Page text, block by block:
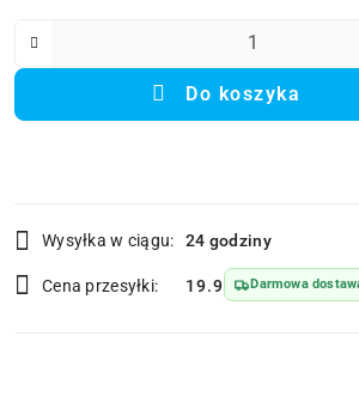
Do koszyka
Wyślij
i
dostawa
Wysyłka w ciągu: 24 godziny
Cena przesyłki: 19.9 Darmowa